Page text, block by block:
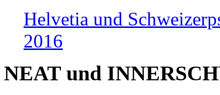
Helvetia und
2016
NEAT und